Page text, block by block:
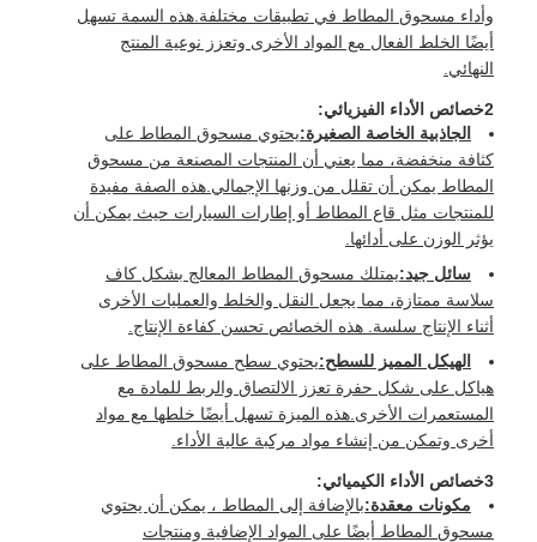
وأداء مسحوق المطاط في تطبيقات مختلفة.هذه السمة تسهل
أيضًا الخلط الفعال مع المواد الأخرى وتعزز نوعية المنتج
النهائي.
2خصائص الأداء الفيزيائي:
الجاذبية الخاصة الصغيرة:يحتوي مسحوق المطاط على
كثافة منخفضة، مما يعني أن المنتجات المصنعة من مسحوق
المطاط يمكن أن تقلل من وزنها الإجمالي.هذه الصفة مفيدة
للمنتجات مثل قاع المطاط أو إطارات السيارات حيث يمكن أن
يؤثر الوزن على أدائها.
سائل جيد:يمتلك مسحوق المطاط المعالج بشكل كاف
سلاسة ممتازة، مما يجعل النقل والخلط والعمليات الأخرى
أثناء الإنتاج سلسة. هذه الخصائص تحسن كفاءة الإنتاج.
الهيكل المميز للسطح:يحتوي سطح مسحوق المطاط على
هياكل على شكل حفرة تعزز الالتصاق والربط للمادة مع
المستعمرات الأخرى.هذه الميزة تسهل أيضًا خلطها مع مواد
أخرى وتمكن من إنشاء مواد مركبة عالية الأداء.
3خصائص الأداء الكيميائي:
مكونات معقدة:بالإضافة إلى المطاط ، يمكن أن يحتوي
مسحوق المطاط أيضًا على المواد الإضافية ومنتجات